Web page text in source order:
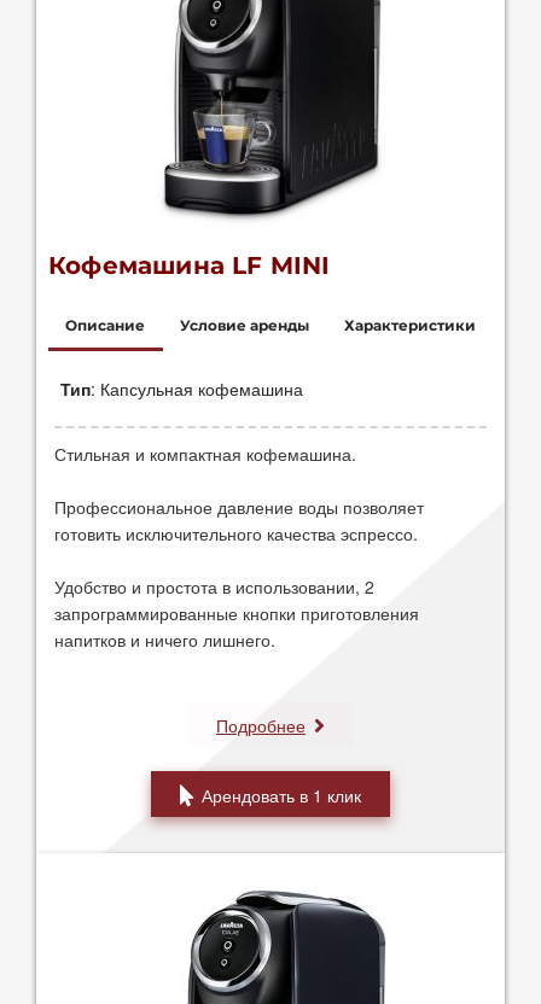
Кофемашина LF MINI
Описание Условие аренды Характеристики
Тип: Капсульная кофемашина
Стильная и компактная кофемашина.
Профессиональное давление воды позволяет
готовить исключительного качества эспрессо.
Удобство и простота в использовании, 2
запрограммированные кнопки приготовления
напитков и ничего лишнего.
Цена 0 руб./меспри покупке
Для салона, Для дома, Для выставки, Для
Кофемашина автомат.
Резервуар для воды 0,7 литра.
чашек.
Регулировка высоты подставки для чашки
Подробнее
Арендовать в 1 клик